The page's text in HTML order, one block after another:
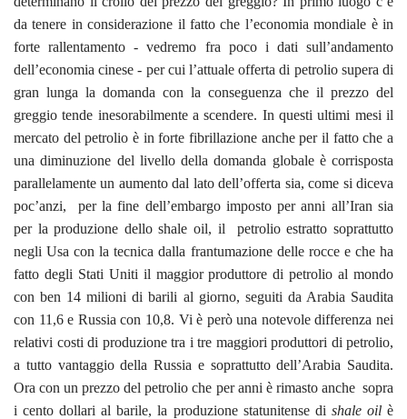
da tenere in considerazione il fatto che l’economia mondiale è in
forte rallentamento - vedremo fra poco i dati sull’andamento
dell’economia cinese - per cui l’attuale offerta di petrolio supera di
gran lunga la domanda con la conseguenza che il prezzo del
greggio tende inesorabilmente a scendere. In questi ultimi mesi il
mercato del petrolio è in forte fibrillazione anche per il fatto che a
una diminuzione del livello della domanda globale è corrisposta
parallelamente un aumento dal lato dell’offerta sia, come si diceva
poc’anzi, per la fine dell’embargo imposto per anni all’Iran sia
per la produzione dello shale oil, il petrolio estratto soprattutto
negli Usa con la tecnica dalla frantumazione delle rocce e che ha
fatto degli Stati Uniti il maggior produttore di petrolio al mondo
con ben 14 milioni di barili al giorno, seguiti da Arabia Saudita
con 11,6 e Russia con 10,8. Vi è però una notevole differenza nei
relativi costi di produzione tra i tre maggiori produttori di petrolio,
a tutto vantaggio della Russia e soprattutto dell’Arabia Saudita.
Ora con un prezzo del petrolio che per anni è rimasto anche sopra
i cento dollari al barile, la produzione statunitense di shale oilè